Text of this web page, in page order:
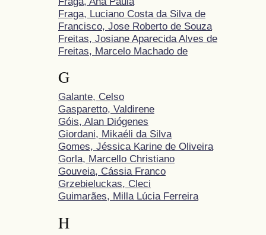
Fraga, Luciano Costa da Silva de
Francisco, Jose Roberto de Souza
Freitas, Josiane Aparecida Alves de
Freitas, Marcelo Machado de
G
Galante, Celso
Gasparetto, Valdirene
Góis, Alan Diógenes
Giordani, Mikaéli da Silva
Gomes, Jéssica Karine de Oliveira
Gorla, Marcello Christiano
Gouveia, Cássia Franco
Grzebieluckas, Cleci
Guimarães, Milla Lúcia Ferreira
H